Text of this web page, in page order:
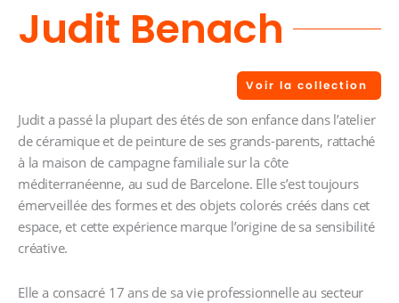
Judit Benach
Voir la collection
Judit a passé la plupart des étés de son enfance dans l’atelier
de céramique et de peinture de ses grands-parents, rattaché
à la maison de campagne familiale sur la côte
méditerranéenne, au sud de Barcelone. Elle s’est toujours
émerveillée des formes et des objets colorés créés dans cet
espace, et cette expérience marque l’origine de sa sensibilité
créative.
Elle a consacré 17 ans de sa vie professionnelle au secteur